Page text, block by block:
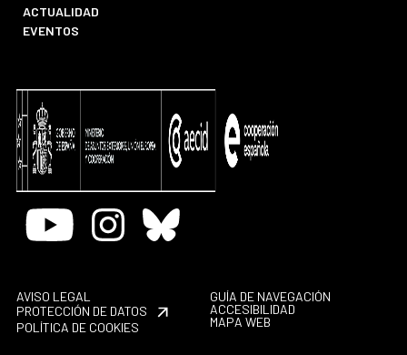
ACTUALIDAD
EVENTOS
Youtube InstagramBluesky
AVISO LEGAL
PROTECCIÓN DE DATOS
POLÍTICA DE COOKIES
GUÍA DE NAVEGACIÓN
ACCESIBILIDAD
MAPA WEB